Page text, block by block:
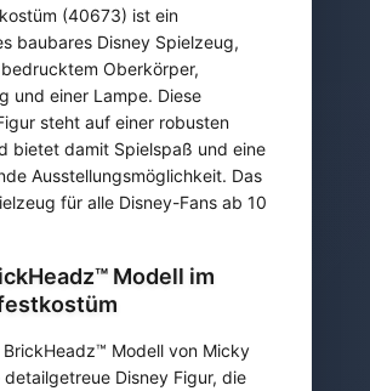
(40673) ist ein
baubares Disney Spielzeug,
Oberkörper,
und einer Lampe. Diese
steht auf einer robusten
bietet damit Spielspaß und eine
Ausstellungsmöglichkeit. Das
für alle Disney-Fans ab 10
Modell im
BrickHeadz™ Modell von Micky
detailgetreue Disney Figur, die